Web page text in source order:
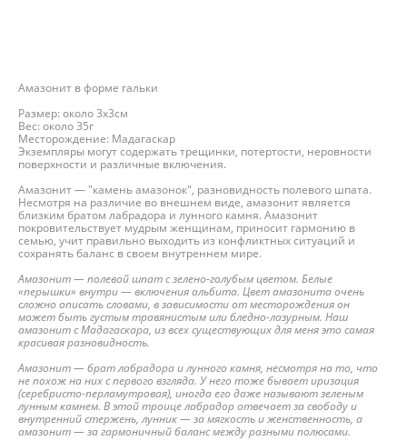
Амазонит в форме гальки
Размер: около 3х3см
Вес: около 35г
Месторождение: Мадагаскар
Экземпляры могут содержать трещинки, потертости, неровности
поверхности и различные включения.
Амазонит — "камень амазонок", разновидность полевого шпата.
Несмотря на различие во внешнем виде, амазонит является
близким братом лабрадора и лунного камня. Амазонит
покровительствует мудрым женщинам, приносит гармонию в
семью, учит правильно выходить из конфликтных ситуаций и
сохранять баланс в своем внутреннем мире.
Амазонит — полевой шпат с зелено-голубым цветом. Белые
«перышки» внутри — включения альбита. Цвет амазонита очень
сложно описать словами, в зависимости от месторождения он
может быть густым травянистым или бледно-лазурным. Наш
амазонит с Мадагаскара, из всех существующих для меня это самая
красивая разновидность.
Амазонит — брат лабрадора и лунного камня, несмотря на то, что
не похож на них с первого взгляда. У него тоже бывает иризация
(серебристо-перламутровая), иногда его даже называют зеленым
лунным камнем. В этой троице лабрадор отвечает за свободу и
внутренний стержень, лунник — за мягкость и женственность, а
амазонит — за гармоничный баланс между разными полюсами.